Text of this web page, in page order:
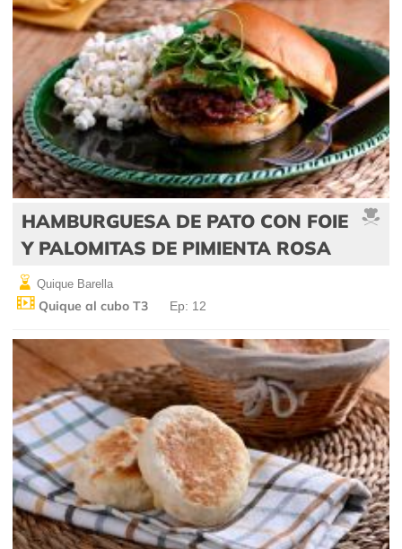
HAMBURGUESA DE PATO CON FOIE
Y PALOMITAS DE PIMIENTA ROSA
Quique Barella
Quique al cubo T3 Ep: 12